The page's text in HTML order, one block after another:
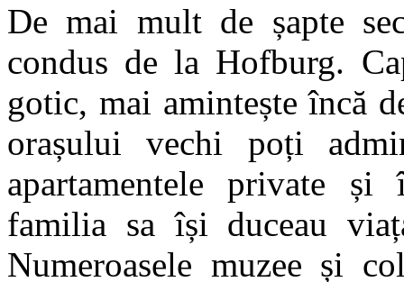
De mai mult de șapte
condus de la Hofburg.
gotic, mai amintește încă
orașului vechi poți
apartamentele private
familia sa își duceau
Numeroasele muzee și